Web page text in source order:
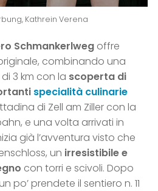
Kathrein Verena
Schmankerlweg offre
combinando una
3 km con la scoperta di
specialità culinarie
di Zell am Ziller con la
e una volta arrivati in
già l’avventura visto che
un irresistibile e
con torri e scivoli. Dopo
po’ prendete il sentiero n. 11